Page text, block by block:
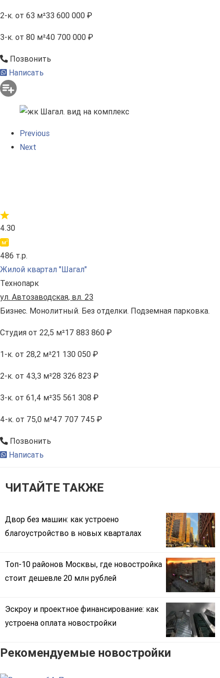
2-к. от 63 м²33 600 000 ₽
3-к. от 80 м²40 700 000 ₽
Позвонить
Написать
Previous
Next
4.30
486 т.р.
Жилой квартал "Шагал"
Технопарк
ул. Автозаводская, вл. 23
Бизнес. Монолитный. Без отделки. Подземная парковка.
Студия от 22,5 м²17 883 860 ₽
1-к. от 28,2 м²21 130 050 ₽
2-к. от 43,3 м²28 326 823 ₽
3-к. от 61,4 м²35 561 308 ₽
4-к. от 75,0 м²47 707 745 ₽
Позвонить
Написать
ЧИТАЙТЕ ТАКЖЕ
Двор без машин: как устроено
благоустройство в новых кварталах
Топ-10 районов Москвы, где новостройка
стоит дешевле 20 млн рублей
Эскроу и проектное финансирование: как
устроена оплата новостройки
Рекомендуемые новостройки